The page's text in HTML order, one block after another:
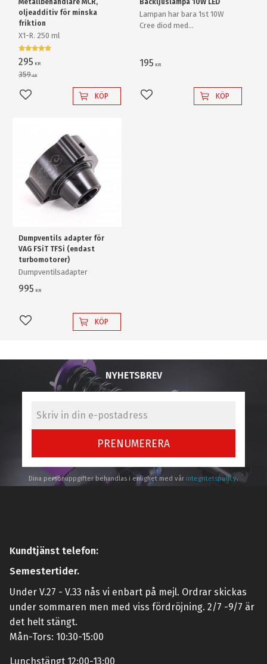
Metallbehandlare MCR,
oljeadditiv för minska
friktion
X1-R. 250 ml
295 KR
359KR
Lägg till i favoriter
KÖP
Backljuslampa 10W LED
Lampan har bara 1st 10W
Cree diod med
enkelt en "80W" backlampa
195 KR
Lägg till i favoriter
KÖP
Dumpventils adapter för
VAG FSiT TFSi (endast
turbomotorer)
Dumpventilsadapter
995 KR
Lägg till i favoriter
KÖP
NYHETSBREV
PRENUMERERA
Dina personuppgifter behandlas i enlighet med vår integritetspolicy.
Kundtjänst telefon:
Semestertider.
Under V.27 - V.33 nås vi enbart på mejl. Ordrar skickas
under sommaren men med viss fördröjning. 2/7 -9/7 är
det helt stängt.
Mån-Tors: 10:30-15:00
Lunchstängt 12:00-13:00